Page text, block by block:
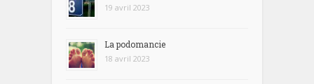
19 avril 2023
La podomancie
18 avril 2023